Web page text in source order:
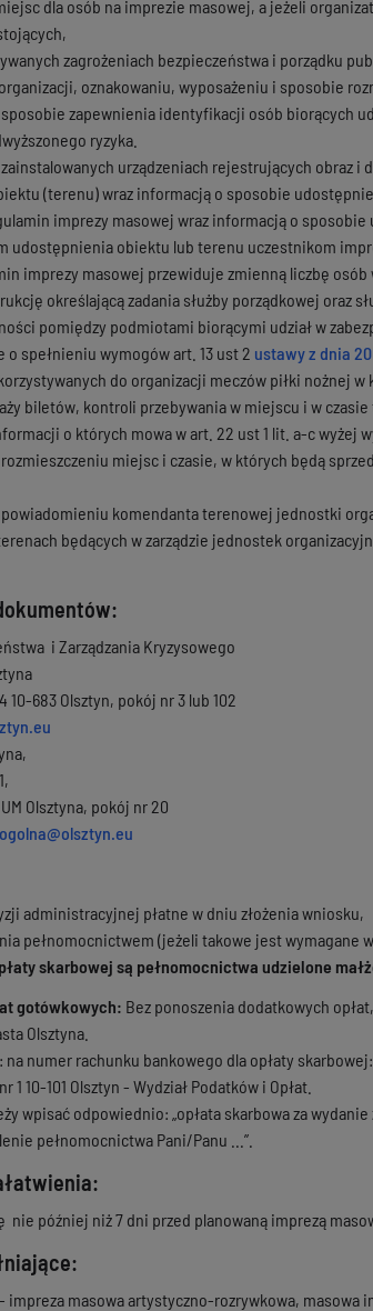
dla osób na imprezie masowej, a jeżeli
zagrożeniach bezpieczeństwa i porządku
oznakowaniu, wyposażeniu i sposobie
zapewnienia identyfikacji osób biorących
ryzyka.
urządzeniach rejestrujących obraz i
(terenu) wraz informacją o sposobie
imprezy masowej wraz informacją o
udostępnienia obiektu lub terenu uczestnikom
imprezy masowej przewiduje zmienną liczbę osób
określającą zadania służby porządkowej oraz
pomiędzy podmiotami biorącymi udział w
o spełnieniu wymogów art. 13 ust 2 ustawy z dnia
do organizacji meczów piłki nożnej
biletów, kontroli przebywania w miejscu i w
o których mowa w art. 22 ust 1 lit. a-c wyżej
miejsc i czasie, w których będą
komendanta terenowej jednostki
będących w zarządzie jednostek
i Zarządzania Kryzysowego
10-683 Olsztyn, pokój nr 3 lub 102
Olsztyna, pokój nr 20
administracyjnej płatne w dniu złożenia wniosku,
pełnomocnictwem (jeżeli takowe jest wymagane
skarbowej są pełnomocnictwa udzielone
gotówkowych: Bez ponoszenia dodatkowych
Olsztyna.
: na numer rachunku bankowego dla opłaty
1 10-101 Olsztyn - Wydział Podatków i Opłat.
wpisać odpowiednio: „opłata skarbowa za
pełnomocnictwa Pani/Panu ...”.
nie później niż 7 dni przed planowaną imprezą
- impreza masowa artystyczno-rozrywkowa, masowa